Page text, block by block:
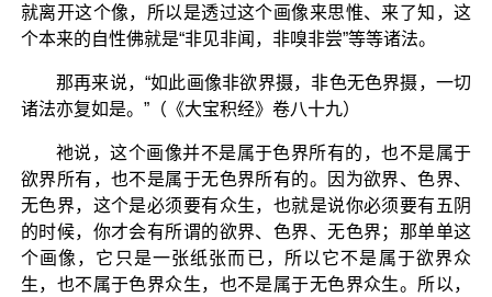
就离开这个像，所以是透过这个画像来思惟、来了知，这
个本来的自性佛就是“非见非闻，非嗅非尝”等等诸法。
那再来说，“如此画像非欲界摄，非色无色界摄，一切
诸法亦复如是。”（《大宝积经》卷八十九）
祂说，这个画像并不是属于色界所有的，也不是属于
欲界所有，也不是属于无色界所有的。因为欲界、色界、
无色界，这个是必须要有众生，也就是说你必须要有五阴
的时候，你才会有所谓的欲界、色界、无色界；那单单这
个画像，它只是一张纸张而已，所以它不是属于欲界众
生，也不属于色界众生，也不是属于无色界众生。所以，